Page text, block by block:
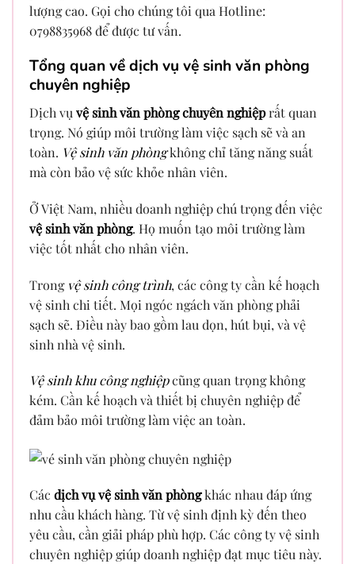
lượng cao. Gọi cho chúng tôi qua Hotline:
0798835968 để được tư vấn.
Tổng quan về dịch vụ vệ sinh văn phòng
chuyên nghiệp
Dịch vụ vệ sinh văn phòng chuyên nghiệprất quan
trọng. Nó giúp môi trường làm việc sạch sẽ và an
toàn. Vệ sinh văn phòngkhông chỉ tăng năng suất
mà còn bảo vệ sức khỏe nhân viên.
Ở Việt Nam, nhiều doanh nghiệp chú trọng đến việc
vệ sinh văn phòng. Họ muốn tạo môi trường làm
việc tốt nhất cho nhân viên.
Trong vệ sinh công trình, các công ty cần kế hoạch
vệ sinh chi tiết. Mọi ngóc ngách văn phòng phải
sạch sẽ. Điều này bao gồm lau dọn, hút bụi, và vệ
sinh nhà vệ sinh.
Vệ sinh khu công nghiệpcũng quan trọng không
kém. Cần kế hoạch và thiết bị chuyên nghiệp để
đảm bảo môi trường làm việc an toàn.
Các dịch vụ vệ sinh văn phòngkhác nhau đáp ứng
nhu cầu khách hàng. Từ vệ sinh định kỳ đến theo
yêu cầu, cần giải pháp phù hợp. Các công ty vệ sinh
chuyên nghiệp giúp doanh nghiệp đạt mục tiêu này.